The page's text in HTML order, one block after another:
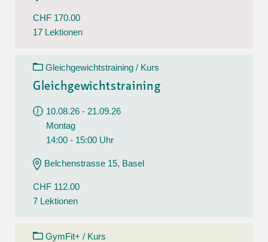
CHF 170.00
17 Lektionen
Gleichgewichtstraining / Kurs
Gleichgewichtstraining
10.08.26 - 21.09.26
Montag
14:00 - 15:00 Uhr
Belchenstrasse 15, Basel
CHF 112.00
7 Lektionen
GymFit+ / Kurs